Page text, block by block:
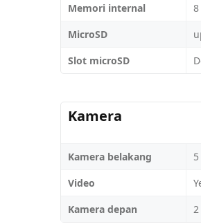
Memori internal
8
MicroSD
Slot microSD
Kamera
Kamera belakang
Video
Kamera depan